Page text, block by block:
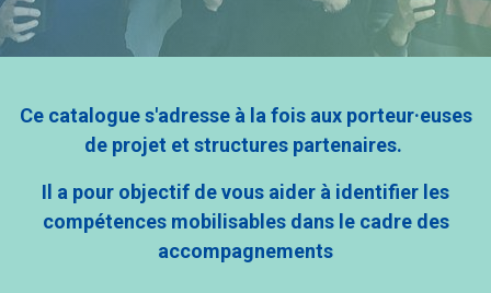
Ce catalogue s'adresse à la fois aux porteur·euses
de projet et structures partenaires.
Il a pour objectif de vous aider à identifier les
compétences mobilisables dans le cadre des
accompagnements